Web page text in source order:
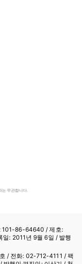
무관합니다.
101-86-64640 / 제호:
: 2011년 9월 6일 / 발행
/ 전화: 02-712-4111 / 팩